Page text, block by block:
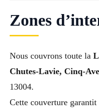
Zones
Nous couvrons toute la
Chutes-Lavie, Cinq-
13004.
Cette couverture garantit